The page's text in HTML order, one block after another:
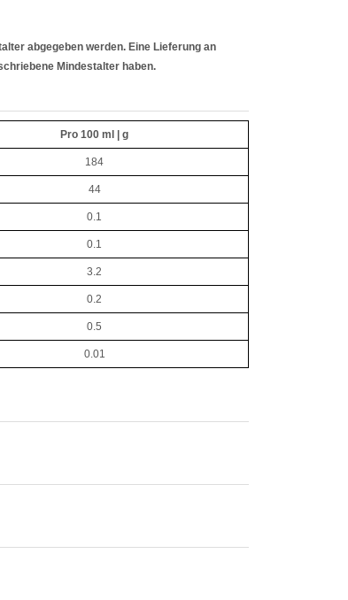
abgegeben werden. Eine Lieferung an
Mindestalter haben.
Pro 100 ml | g
184
44
0.1
0.1
3.2
0.2
0.5
0.01